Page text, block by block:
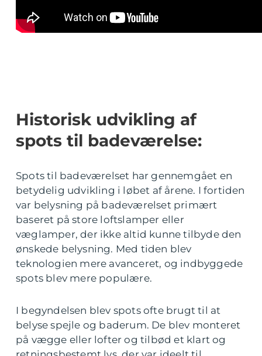
Historisk udvikling af
spots til badeværelse:
Spots til badeværelset har gennemgået en
betydelig udvikling i løbet af årene. I fortiden
var belysning på badeværelset primært
baseret på store loftslamper eller
væglamper, der ikke altid kunne tilbyde den
ønskede belysning. Med tiden blev
teknologien mere avanceret, og indbyggede
spots blev mere populære.
I begyndelsen blev spots ofte brugt til at
belyse spejle og baderum. De blev monteret
på vægge eller lofter og tilbød et klart og